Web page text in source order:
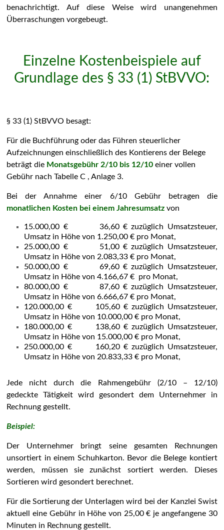
benachrichtigt. Auf diese Weise wird unangenehmen
Überraschungen vorgebeugt.
Einzelne Kostenbeispiele auf
Grundlage des § 33 (1) StBVVO:
§ 33 (1) StBVVO besagt:
Für die Buchführung oder das Führen steuerlicher
Aufzeichnungen einschließlich des Kontierens der Belege
beträgt die Monatsgebühr 2/10 bis 12/10 einer vollen
Gebühr nach Tabelle C , Anlage 3.
Bei der Annahme einer 6/10 Gebühr betragen die
monatlichen Kosten bei einem Jahresumsatz von
15.000,00 € 36,60 € zuzüglich Umsatzsteuer,
Umsatz in Höhe von 1.250,00 € pro Monat,
25.000,00 € 51,00 € zuzüglich Umsatzsteuer,
Umsatz in Höhe von 2.083,33 € pro Monat,
50.000,00 € 69,60 € zuzüglich Umsatzsteuer,
Umsatz in Höhe von 4.166,67 € pro Monat,
80.000,00 € 87,60 € zuzüglich Umsatzsteuer,
Umsatz in Höhe von 6.666,67 € pro Monat,
120.000,00 € 105,60 € zuzüglich Umsatzsteuer,
Umsatz in Höhe von 10.000,00 € pro Monat,
180.000,00 € 138,60 € zuzüglich Umsatzsteuer,
Umsatz in Höhe von 15.000,00 € pro Monat,
250.000,00 € 160,20 € zuzüglich Umsatzsteuer,
Umsatz in Höhe von 20.833,33 € pro Monat,
Jede nicht durch die Rahmengebühr (2/10 – 12/10)
gedeckte Tätigkeit wird gesondert dem Unternehmer in
Rechnung gestellt.
Beispiel:
Der Unternehmer bringt seine gesamten Rechnungen
unsortiert in einem Schuhkarton. Bevor die Belege kontiert
werden, müssen sie zunächst sortiert werden. Dieses
Sortieren wird gesondert berechnet.
Für die Sortierung der Unterlagen wird bei der Kanzlei Swist
aktuell eine Gebühr in Höhe von 25,00 € je angefangene 30
Minuten in Rechnung gestellt.